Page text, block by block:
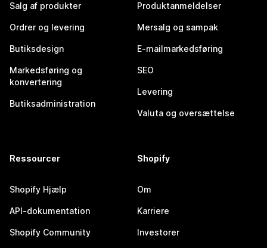
Salg af produkter
Ordrer og levering
Butiksdesign
Markedsføring og
konvertering
Butiksadministration
Produktanmeldelser
Mersalg og sampak
E-mailmarkedsføring
SEO
Levering
Valuta og oversættelse
Ressourcer
Shopify Hjælp
API-dokumentation
Shopify Community
Shopify
Om
Karriere
Investorer